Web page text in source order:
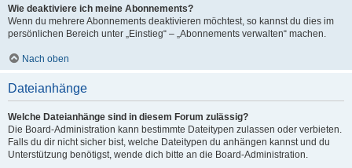
Wie deaktiviere ich meine Abonnements?
Wenn du mehrere Abonnements deaktivieren möchtest, so kannst du dies im
persönlichen Bereich unter „Einstieg“ – „Abonnements verwalten“ machen.
Nach oben
Dateianhänge
Welche Dateianhänge sind in diesem Forum zulässig?
Die Board-Administration kann bestimmte Dateitypen zulassen oder verbieten.
Falls du dir nicht sicher bist, welche Dateitypen du anhängen kannst und du
Unterstützung benötigst, wende dich bitte an die Board-Administration.